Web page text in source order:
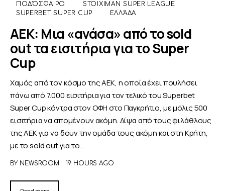
ΠΟΔΌΣΦΑΙΡΟ
STOIXIMAN SUPER LEAGUE
SUPERBET SUPER CUP
ΕΛΛΆΔΑ
ΑΕΚ: Μια «ανάσα» από το sold
out τα εισιτήρια για το Super
Cup
Χαμός από τον κόσμο της ΑΕΚ, η οποία έχει πουλήσει
πάνω από 7.000 εισιτήρια για τον τελικό του Superbet
Super Cup κόντρα στον ΟΦΗ στο Παγκρήτιο, με μόλις 500
εισιτήρια να απομένουν ακόμη. Δίψα από τους φιλάθλους
της ΑΕΚ για να δουν την ομάδα τους ακόμη και στη Κρήτη,
με το sold out για το…
BY NEWSROOM 19 HOURS AGO